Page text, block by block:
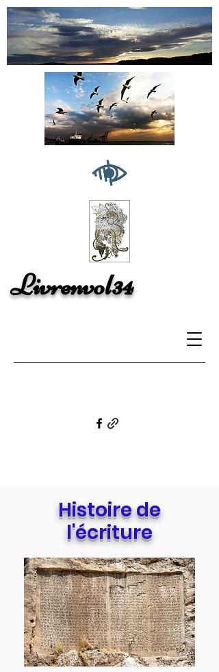
Livrenvol34
Histoire de
l'écriture